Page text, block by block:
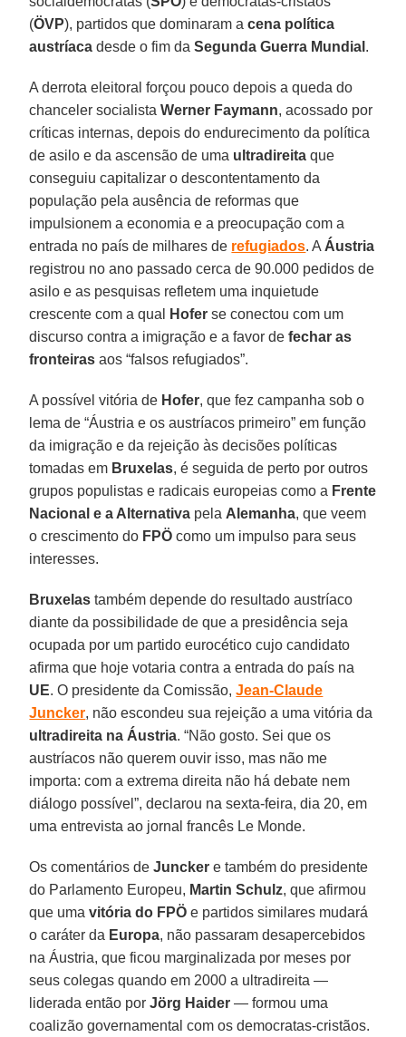
(ÖVP), partidos que dominaram acena política
austríaca desde o fim daSegunda Guerra Mundial .
A derrota eleitoral forçou pouco depois a queda do
chanceler socialistaWerner Faymann, acossado por
críticas internas, depois do endurecimento da política
de asilo e da ascensão de uma ultradireita que
conseguiu capitalizar o descontentamento da
população pela ausência de reformas que
impulsionem a economia e a preocupação com a
entrada no país de milhares de refugiados. A Áustria
registrou no ano passado cerca de 90.000 pedidos de
asilo e as pesquisas refletem uma inquietude
crescente com a qual
Hofer se conectou com um
discurso contra a imigração e a favor defechar as
fronteiras aos “falsos refugiados”.
A possível vitória de Hofer, que fez campanha sob o
lema de “Áustria e os austríacos primeiro” em função
da imigração e da rejeição às decisões políticas
tomadas em Bruxelas, é seguida de perto por outros
grupos populistas e radicais europeias como a Frente
Nacional e a Alternativa pela Alemanha, que veem
o crescimento do FPÖ como um impulso para seus
interesses.
Bruxelas também depende do resultado austríaco
diante da possibilidade de que a presidência seja
ocupada por um partido eurocético cujo candidato
afirma que hoje votaria contra a entrada do país na
UE. O presidente da Comissão,Jean-Claude
Juncker, não escondeu sua rejeição a uma vitória da
ultradireita na Áustria. “Não gosto. Sei que os
austríacos não querem ouvir isso, mas não me
importa: com a extrema direita não há debate nem
diálogo possível”, declarou na sexta-feira, dia 20, em
uma entrevista ao jornal francês Le Monde.
Os comentários deJuncker e também do presidente
do Parlamento Europeu, Martin Schulz, que afirmou
que umavitória do FPÖ e partidos similares mudará
o caráter da Europa, não passaram desapercebidos
na Áustria, que ficou marginalizada por meses por
seus colegas quando em 2000 a ultradireita —
liderada então porJörg Haider — formou uma
coalizão governamental com os democratas-cristãos.